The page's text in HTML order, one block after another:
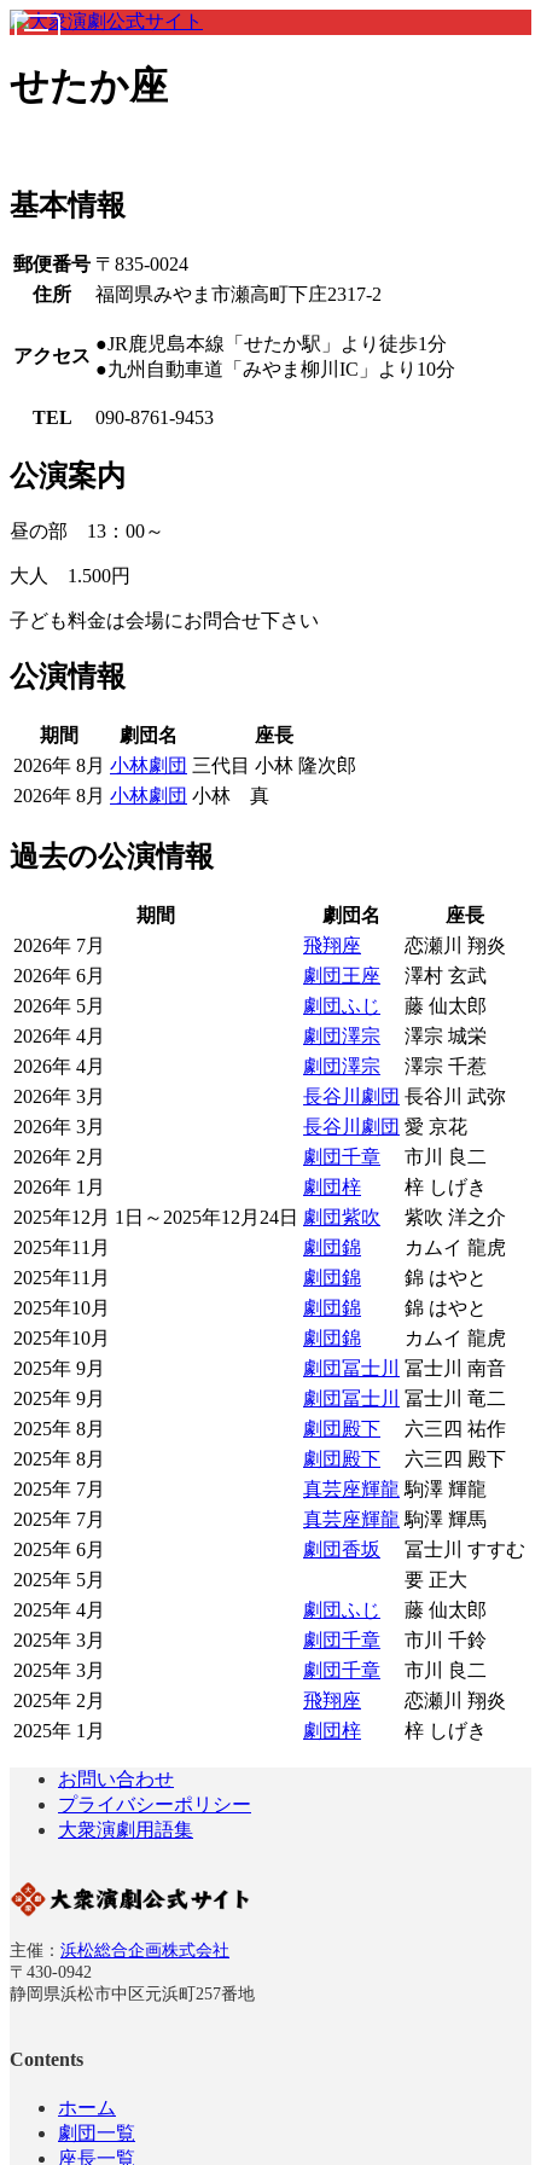
せたか座
基本情報
郵便番号 〒835-0024
住所
福岡県みやま市瀬高町下庄2317-2
アクセス
●JR鹿児島本線「せたか駅」より徒歩1分
●九州自動車道「みやま柳川IC」より10分
TEL 090-8761-9453
公演案内
昼の部 13：00～
大人 1.500円
子ども料金は会場にお問合せ下さい
公演情報
期間 劇団名
座長
2026年 8月 小林劇団 三代目 小林 隆次郎
2026年 8月 小林劇団 小林 真
過去の公演情報
期間 劇団名
座長
2026年 7月
飛翔座
恋瀬川 翔炎
2026年 6月
劇団王座
澤村 玄武
2026年 5月
劇団ふじ
藤 仙太郎
2026年 4月
劇団澤宗
澤宗 城栄
2026年 4月
劇団澤宗
澤宗 千惹
2026年 3月
長谷川劇団 長谷川 武弥
2026年 3月
長谷川劇団 愛 京花
2026年 2月
劇団千章
市川 良二
2026年 1月
劇団梓
梓 しげき
2025年12月 1日～2025年12月24日 劇団紫吹
紫吹 洋之介
2025年11月
劇団錦
カムイ 龍虎
2025年11月
劇団錦
錦 はやと
2025年10月
劇団錦
錦 はやと
2025年10月
劇団錦
カムイ 龍虎
2025年 9月
劇団冨士川
冨士川 南音
2025年 9月
劇団冨士川
冨士川 竜二
2025年 8月
劇団殿下
六三四 祐作
2025年 8月
劇団殿下
六三四 殿下
2025年 7月
真芸座輝龍 駒澤 輝龍
2025年 7月
真芸座輝龍 駒澤 輝馬
2025年 6月
劇団香坂
冨士川 すすむ
2025年 5月
要 正大
2025年 4月
劇団ふじ
藤 仙太郎
2025年 3月
劇団千章
市川 千鈴
2025年 3月
劇団千章
市川 良二
2025年 2月
飛翔座
恋瀬川 翔炎
2025年 1月
劇団梓 梓 しげき
お問い合わせ
プライバシーポリシー
大衆演劇用語集
主催： 浜松総合企画株式会社
〒430-0942
静岡県浜松市中区元浜町257番地
Contents
ホーム
劇団一覧
座長一覧